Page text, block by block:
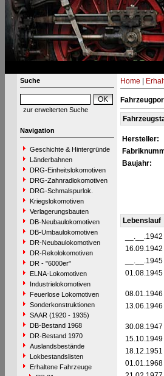
Suche
zur erweiterten Suche
Navigation
Geschichte & Hintergründe
Länderbahnen
DRG-Einheitslokomotiven
DRG-Zahnradlokomotiven
DRG-Schmalspurlok.
Kriegslokomotiven
Verlagerungsbauten
DB-Neubaulokomotiven
DB-Umbaulokomotiven
DR-Neubaulokomotiven
DR-Rekolokomotiven
DR - "6000er"
ELNA-Lokomotiven
Industrielokomotiven
Feuerlose Lokomotiven
Sonderkonstruktionen
SAAR (1920 - 1935)
DB-Bestand 1968
DR-Bestand 1970
Auslandsbestände
Lokbestandslisten
Erhaltene Fahrzeuge
Home
Hersteller:
Baujahr:
Lebenslauf
__.__.1942
16.09.1942
__.__.1945
01.08.1945
08.01.1946
13.06.1946
30.08.1947
15.10.1949
18.12.1951
01.01.1968